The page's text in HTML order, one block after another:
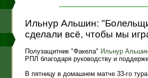
Ильнур Альшин:
сделали всё, чтобы мы
Полузащитник "Факела" Ильнур
РПЛ благодаря руководству и
В пятницу в домашнем матче 33-го